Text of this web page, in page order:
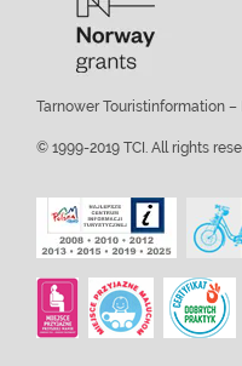
Tarnower Touristinformation –
© 1999-2019 TCI. All rights